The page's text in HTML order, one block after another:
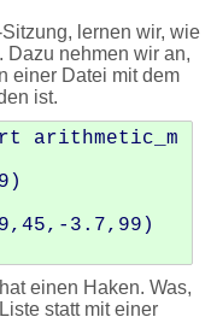
lernen wir, wie
Dazu nehmen wir an,
einer Datei mit dem
ist.
arithmetic_m
3.7,99)
einen Haken. Was,
statt mit einer